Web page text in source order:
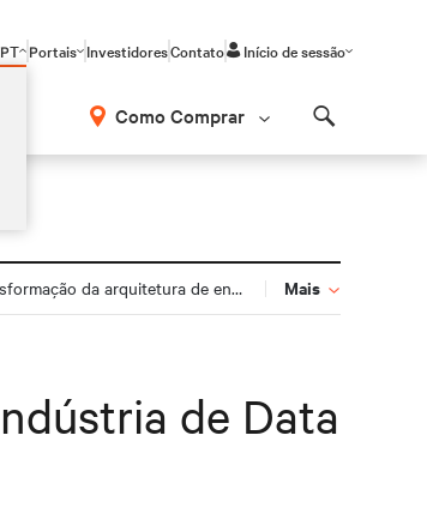
Portais InvestidoresContato Início de sessão
Como Comprar
Transformação da arquitetura de energia Mais
de Data